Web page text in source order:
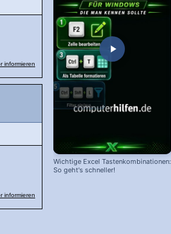
informieren
informieren
Wichtige Excel Tastenkombinationen:
So geht's schneller!